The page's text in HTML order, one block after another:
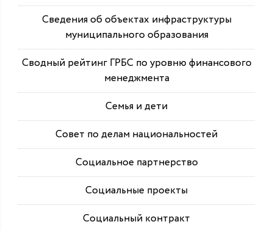
Сведения об объектах инфраструктуры
муниципального образования
Сводный рейтинг ГРБС по уровню финансового
менеджмента
Семья и дети
Совет по делам национальностей
Социальное партнерство
Социальные проекты
Социальный контракт